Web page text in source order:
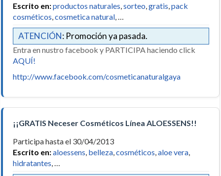
Escrito en:productos naturales,sorteo,gratis,pack
cosméticos,cosmetica natural, …
ATENCIÓN: Promoción ya pasada.
Entra en nustro facebook y PARTICIPA haciendo click
AQUÍ!
http://www.facebook.com/cosmeticanaturalgaya
¡¡GRATIS Neceser Cosméticos Línea ALOESSENS!!
Participa hasta el 30/04/2013
Escrito en:aloessens, belleza,cosméticos,aloe vera,
hidratantes, …